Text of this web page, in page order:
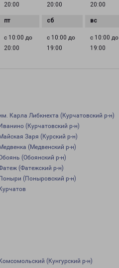
20:00
20:00
20:00
с 10:00 до
20:00
с 10:00 до
19:00
с 10:00 до
19:00
Карла Либкнехта (Курчатовский р-н)
(Курчатовский р-н)
Заря (Курский р-н)
(Медвенский р-н)
(Обоянский р-н)
(Фатежский р-н)
(Поныровский р-н)
(Кунгурский р-н)